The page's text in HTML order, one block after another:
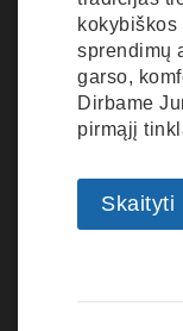
sprendimų
garso,
Dirbame
pirmąjį
Skaityti